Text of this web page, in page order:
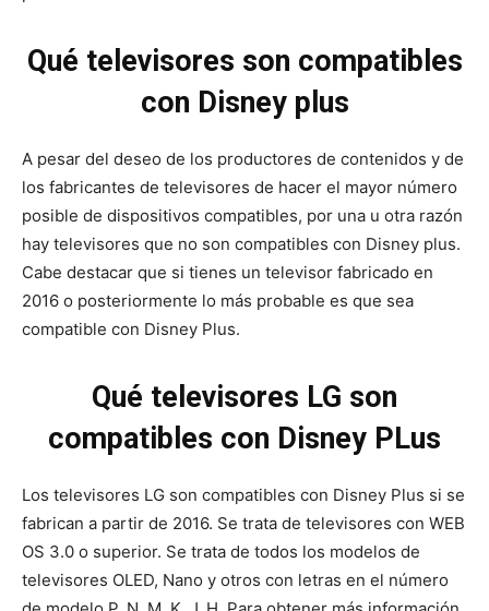
Qué televisores son compatibles
con Disney plus
A pesar del deseo de los productores de contenidos y de
los fabricantes de televisores de hacer el mayor número
posible de dispositivos compatibles, por una u otra razón
hay televisores que no son compatibles con Disney plus.
Cabe destacar que si tienes un televisor fabricado en
2016 o posteriormente lo más probable es que sea
compatible con Disney Plus.
Qué televisores LG son
compatibles con Disney PLus
Los televisores LG son compatibles con Disney Plus si se
fabrican a partir de 2016. Se trata de televisores con WEB
OS 3.0 o superior. Se trata de todos los modelos de
televisores OLED, Nano y otros con letras en el número